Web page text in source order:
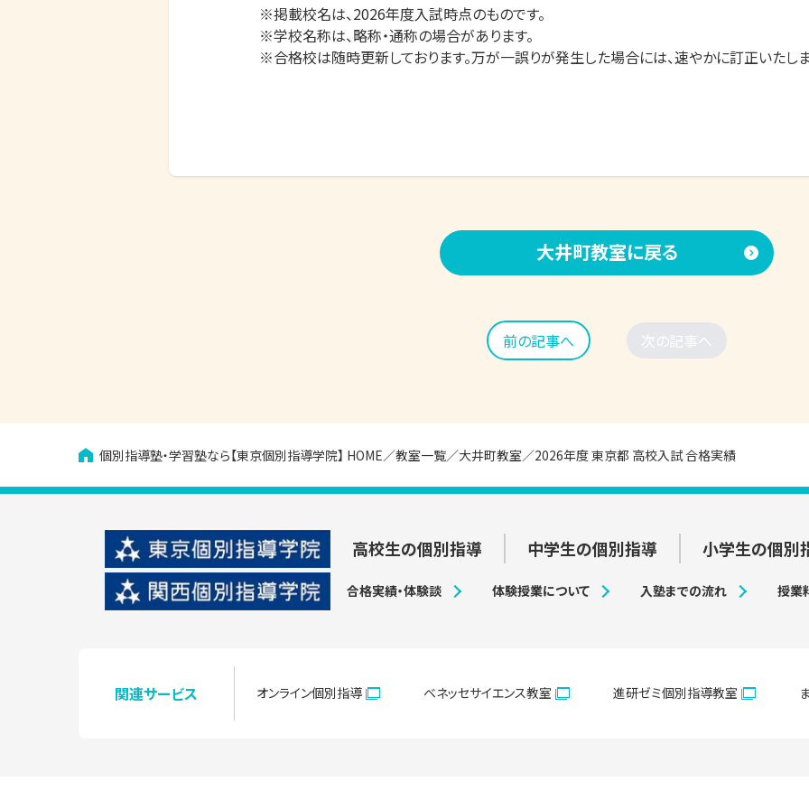
※掲載校名は、2026年度入試時点のものです。
※学校名称は、略称・通称の場合があります。
※合格校は随時更新しております。万が一誤りが発生した場合には、速やかに訂正いたしま
大井町教室に戻る
前の記事へ 次の記事へ
個別指導塾・学習塾なら【東京個別指導学院】 HOME 教室一覧 大井町教室 2026年度 東京都 高校入試 合格実績
高校生の個別指導 中学生の個別指導 小学生の個別
合格実績・体験談 体験授業について 入塾までの流れ 授業
関連サービス オンライン個別指導 ベネッセサイエンス教室 進研ゼミ個別指導教室